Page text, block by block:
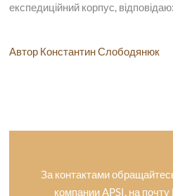
експедиційний корпус,
Автор Константин Слободянюк
За контактами
компании APSI, на